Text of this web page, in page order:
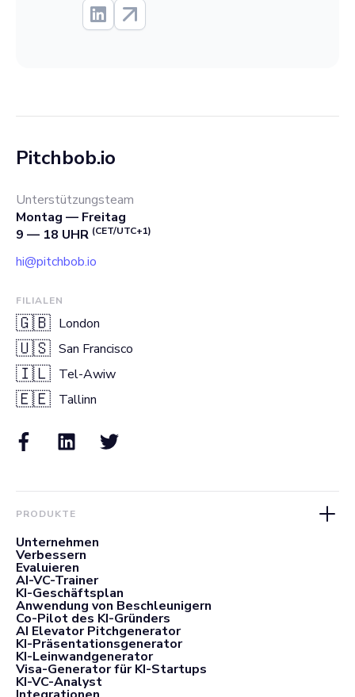
Pitchbob.io
Unterstützungsteam
Montag — Freitag
9 — 18 UHR (CET/UTC+1)
hi@pitchbob.io
FILIALEN
🇬🇧 London
🇺🇸 San Francisco
🇮🇱 Tel-Awiw
🇪🇪 Tallinn
PRODUKTE
Unternehmen
Verbessern
Evaluieren
AI-VC-Trainer
KI-Geschäftsplan
Anwendung von Beschleunigern
Co-Pilot des KI-Gründers
AI Elevator Pitchgenerator
KI-Präsentationsgenerator
KI-Leinwandgenerator
Visa-Generator für KI-Startups
KI-VC-Analyst